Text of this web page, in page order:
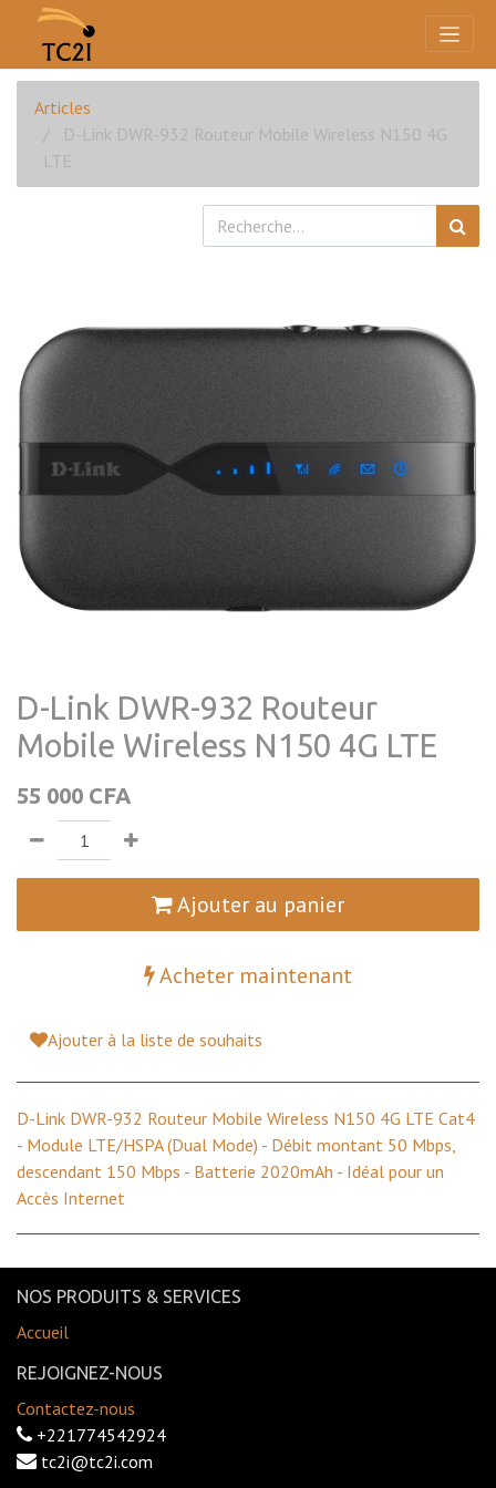
Articles
D-Link DWR-932 Routeur Mobile Wireless N150 4G
LTE
D-Link DWR-932 Routeur
Mobile Wireless N150 4G LTE
55 000 CFA
Ajouter au panier
Acheter maintenant
Ajouter à la liste de souhaits
D-Link DWR-932 Routeur Mobile Wireless N150 4G LTE Cat4
- Module LTE/HSPA (Dual Mode) - Débit montant 50 Mbps,
descendant 150 Mbps - Batterie 2020mAh - Idéal pour un
Accès Internet
NOS PRODUITS & SERVICES
Accueil
REJOIGNEZ-NOUS
Contactez-nous
+221774542924
tc2i@tc2i.com